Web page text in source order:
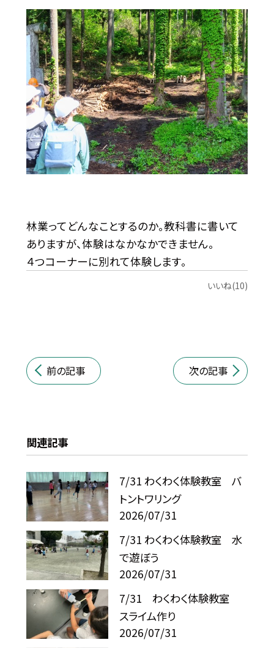
林業ってどんなことするのか。教科書に書いて
ありますが、体験はなかなかできません。
４つコーナーに別れて体験します。
いいね(10)
前の記事 次の記事
関連記事
7/31 わくわく体験教室 バ
トントワリング
2026/07/31
7/31 わくわく体験教室 水
で遊ぼう
2026/07/31
7/31 わくわく体験教室
スライム作り
2026/07/31